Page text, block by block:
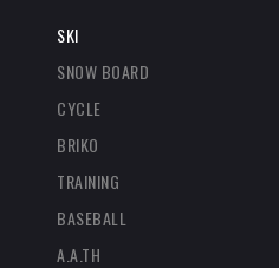
SKI
SNOW BOARD
CYCLE
BRIKO
TRAINING
BASEBALL
A.A.TH